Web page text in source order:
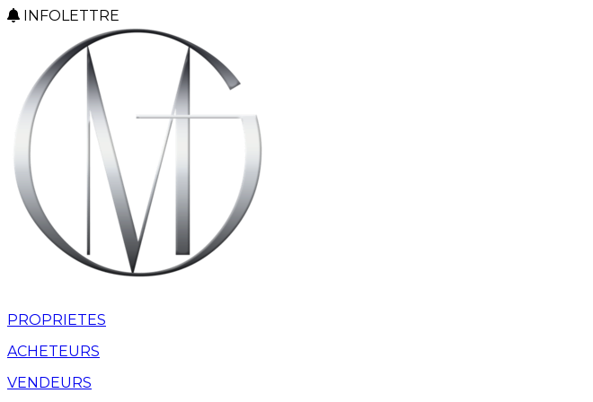
INFOLETTRE
PROPRIETES
ACHETEURS
VENDEURS